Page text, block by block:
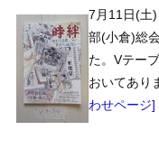
7月11日(土
部(小倉)総
た。Vテー
おいてあり
わせページ]